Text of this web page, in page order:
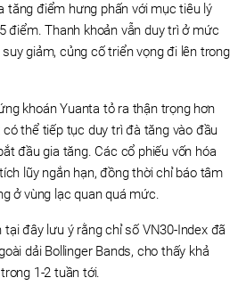
tăng điểm hưng phấn với mục tiêu lý
điểm. Thanh khoản vẫn duy trì ở mức
giảm, củng cố triển vọng đi lên trong
khoán Yuanta tỏ ra thận trọng hơn
có thể tiếp tục duy trì đà tăng vào đầu
đầu gia tăng. Các cổ phiếu vốn hóa
lũy ngắn hạn, đồng thời chỉ báo tâm
ở vùng lạc quan quá mức.
đây lưu ý rằng chỉ số VN30-Index đã
dải Bollinger Bands, cho thấy khả
1-2 tuần tới.